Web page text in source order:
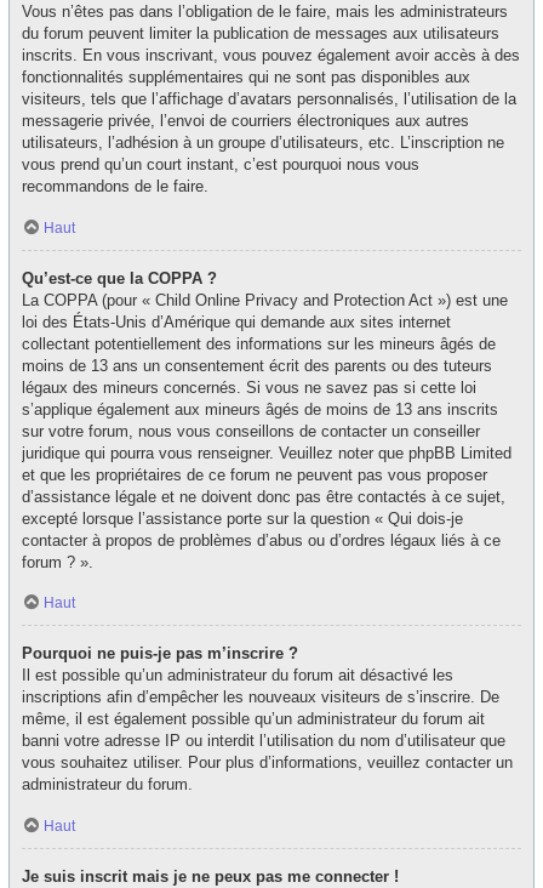
Vous n’êtes pas dans l’obligation de le faire, mais les administrateurs
du forum peuvent limiter la publication de messages aux utilisateurs
inscrits. En vous inscrivant, vous pouvez également avoir accès à des
fonctionnalités supplémentaires qui ne sont pas disponibles aux
visiteurs, tels que l’affichage d’avatars personnalisés, l’utilisation de la
messagerie privée, l’envoi de courriers électroniques aux autres
utilisateurs, l’adhésion à un groupe d’utilisateurs, etc. L’inscription ne
vous prend qu’un court instant, c’est pourquoi nous vous
recommandons de le faire.
Haut
Qu’est-ce que la COPPA ?
La COPPA (pour « Child Online Privacy and Protection Act ») est une
loi des États-Unis d’Amérique qui demande aux sites internet
collectant potentiellement des informations sur les mineurs âgés de
moins de 13 ans un consentement écrit des parents ou des tuteurs
légaux des mineurs concernés. Si vous ne savez pas si cette loi
s’applique également aux mineurs âgés de moins de 13 ans inscrits
sur votre forum, nous vous conseillons de contacter un conseiller
juridique qui pourra vous renseigner. Veuillez noter que phpBB Limited
et que les propriétaires de ce forum ne peuvent pas vous proposer
d’assistance légale et ne doivent donc pas être contactés à ce sujet,
excepté lorsque l’assistance porte sur la question « Qui dois-je
contacter à propos de problèmes d’abus ou d’ordres légaux liés à ce
forum ? ».
Haut
Pourquoi ne puis-je pas m’inscrire ?
Il est possible qu’un administrateur du forum ait désactivé les
inscriptions afin d’empêcher les nouveaux visiteurs de s’inscrire. De
même, il est également possible qu’un administrateur du forum ait
banni votre adresse IP ou interdit l’utilisation du nom d’utilisateur que
vous souhaitez utiliser. Pour plus d’informations, veuillez contacter un
administrateur du forum.
Haut
Je suis inscrit mais je ne peux pas me connecter !